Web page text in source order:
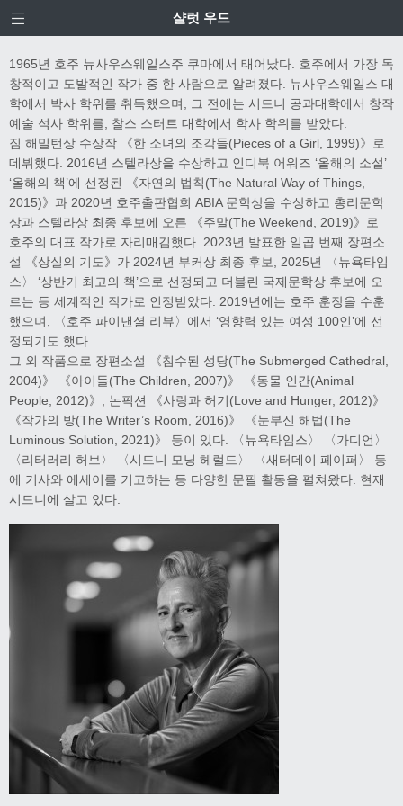
샬럿 우드
1965년 호주 뉴사우스웨일스주 쿠마에서 태어났다. 호주에서 가장 독
창적이고 도발적인 작가 중 한 사람으로 알려졌다. 뉴사우스웨일스 대
학에서 박사 학위를 취득했으며, 그 전에는 시드니 공과대학에서 창작
예술 석사 학위를, 찰스 스터트 대학에서 학사 학위를 받았다.
짐 해밀턴상 수상작 《한 소녀의 조각들(Pieces of a Girl, 1999)》로
데뷔했다. 2016년 스텔라상을 수상하고 인디북 어워즈 ‘올해의 소설’
‘올해의 책’에 선정된 《자연의 법칙(The Natural Way of Things,
2015)》과 2020년 호주출판협회 ABIA 문학상을 수상하고 총리문학
상과 스텔라상 최종 후보에 오른 《주말(The Weekend, 2019)》로
호주의 대표 작가로 자리매김했다. 2023년 발표한 일곱 번째 장편소
설 《상실의 기도》가 2024년 부커상 최종 후보, 2025년 〈뉴욕타임
스〉 ‘상반기 최고의 책’으로 선정되고 더블린 국제문학상 후보에 오
르는 등 세계적인 작가로 인정받았다. 2019년에는 호주 훈장을 수훈
했으며, 〈호주 파이낸셜 리뷰〉에서 ‘영향력 있는 여성 100인’에 선
정되기도 했다.
그 외 작품으로 장편소설 《침수된 성당(The Submerged Cathedral,
2004)》 《아이들(The Children, 2007)》 《동물 인간(Animal
People, 2012)》, 논픽션 《사랑과 허기(Love and Hunger, 2012)》
《작가의 방(The Writer’s Room, 2016)》 《눈부신 해법(The
Luminous Solution, 2021)》 등이 있다. 〈뉴욕타임스〉 〈가디언〉
〈리터러리 허브〉 〈시드니 모닝 헤럴드〉 〈새터데이 페이퍼〉 등
에 기사와 에세이를 기고하는 등 다양한 문필 활동을 펼쳐왔다. 현재
시드니에 살고 있다.